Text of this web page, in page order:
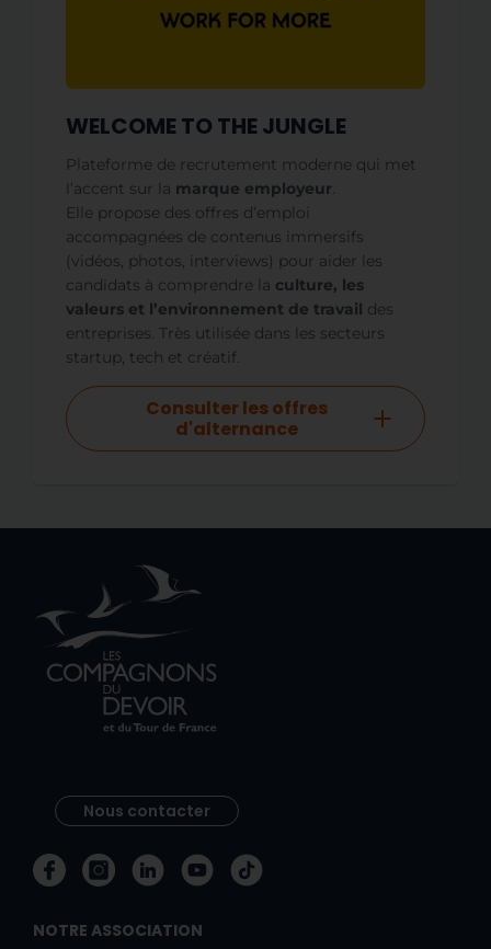
WELCOME TO THE JUNGLE
Plateforme de recrutement moderne qui met
l’accent sur la marque employeur.
Elle propose des offres d’emploi
accompagnées de contenus immersifs
(vidéos, photos, interviews) pour aider les
candidats à comprendre la culture, les
valeurs et l’environnement de travail des
entreprises. Très utilisée dans les secteurs
startup, tech et créatif.
Consulter les offres
d'alternance
Nous contacter
NOTRE ASSOCIATION